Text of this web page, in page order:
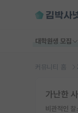
대학원생 모집
커뮤니티 홈
가난한
비관적인 찰